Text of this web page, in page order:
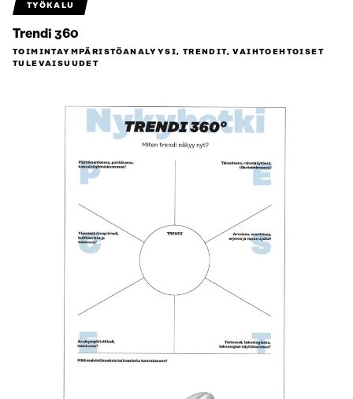
TYÖKALU
Trendi 360
TOIMINTAYMPÄRISTÖ­ANALYYSI, TRENDIT, VAIHTOEHTOISET
TULEVAISUUDET